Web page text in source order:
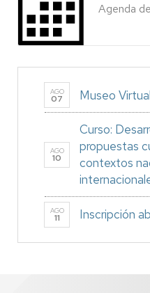
Agenda
AGO
07 Museo
AGO
10
Curso:
propuestas
contextos
AGO
11 Inscripción